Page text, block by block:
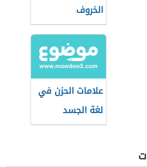
الخروف
علامات الحزن في
لغة الجسد